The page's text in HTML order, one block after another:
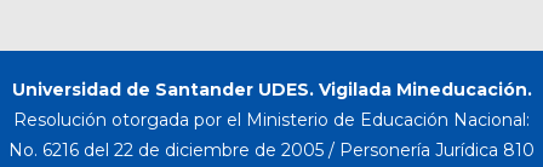
Universidad de Santander UDES. Vigilada Mineducación.
Resolución otorgada por el Ministerio de Educación Nacional:
No. 6216 del 22 de diciembre de 2005 / Personería Jurídica 810